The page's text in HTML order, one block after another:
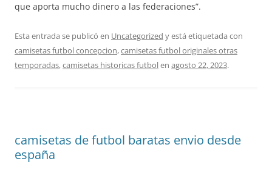
que aporta mucho dinero a las federaciones”.
Esta entrada se publicó en Uncategorized y está etiquetada con
camisetas futbol concepcion,camisetas futbol originales otras
temporadas,camisetas historicas futbolen agosto 22, 2023.
camisetas de futbol baratas envio desde
españa